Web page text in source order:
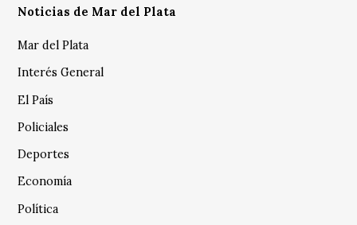
Noticias de Mar del Plata
Mar del Plata
Interés General
El País
Policiales
Deportes
Economía
Política